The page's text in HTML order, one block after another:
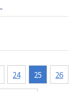
24 25 26